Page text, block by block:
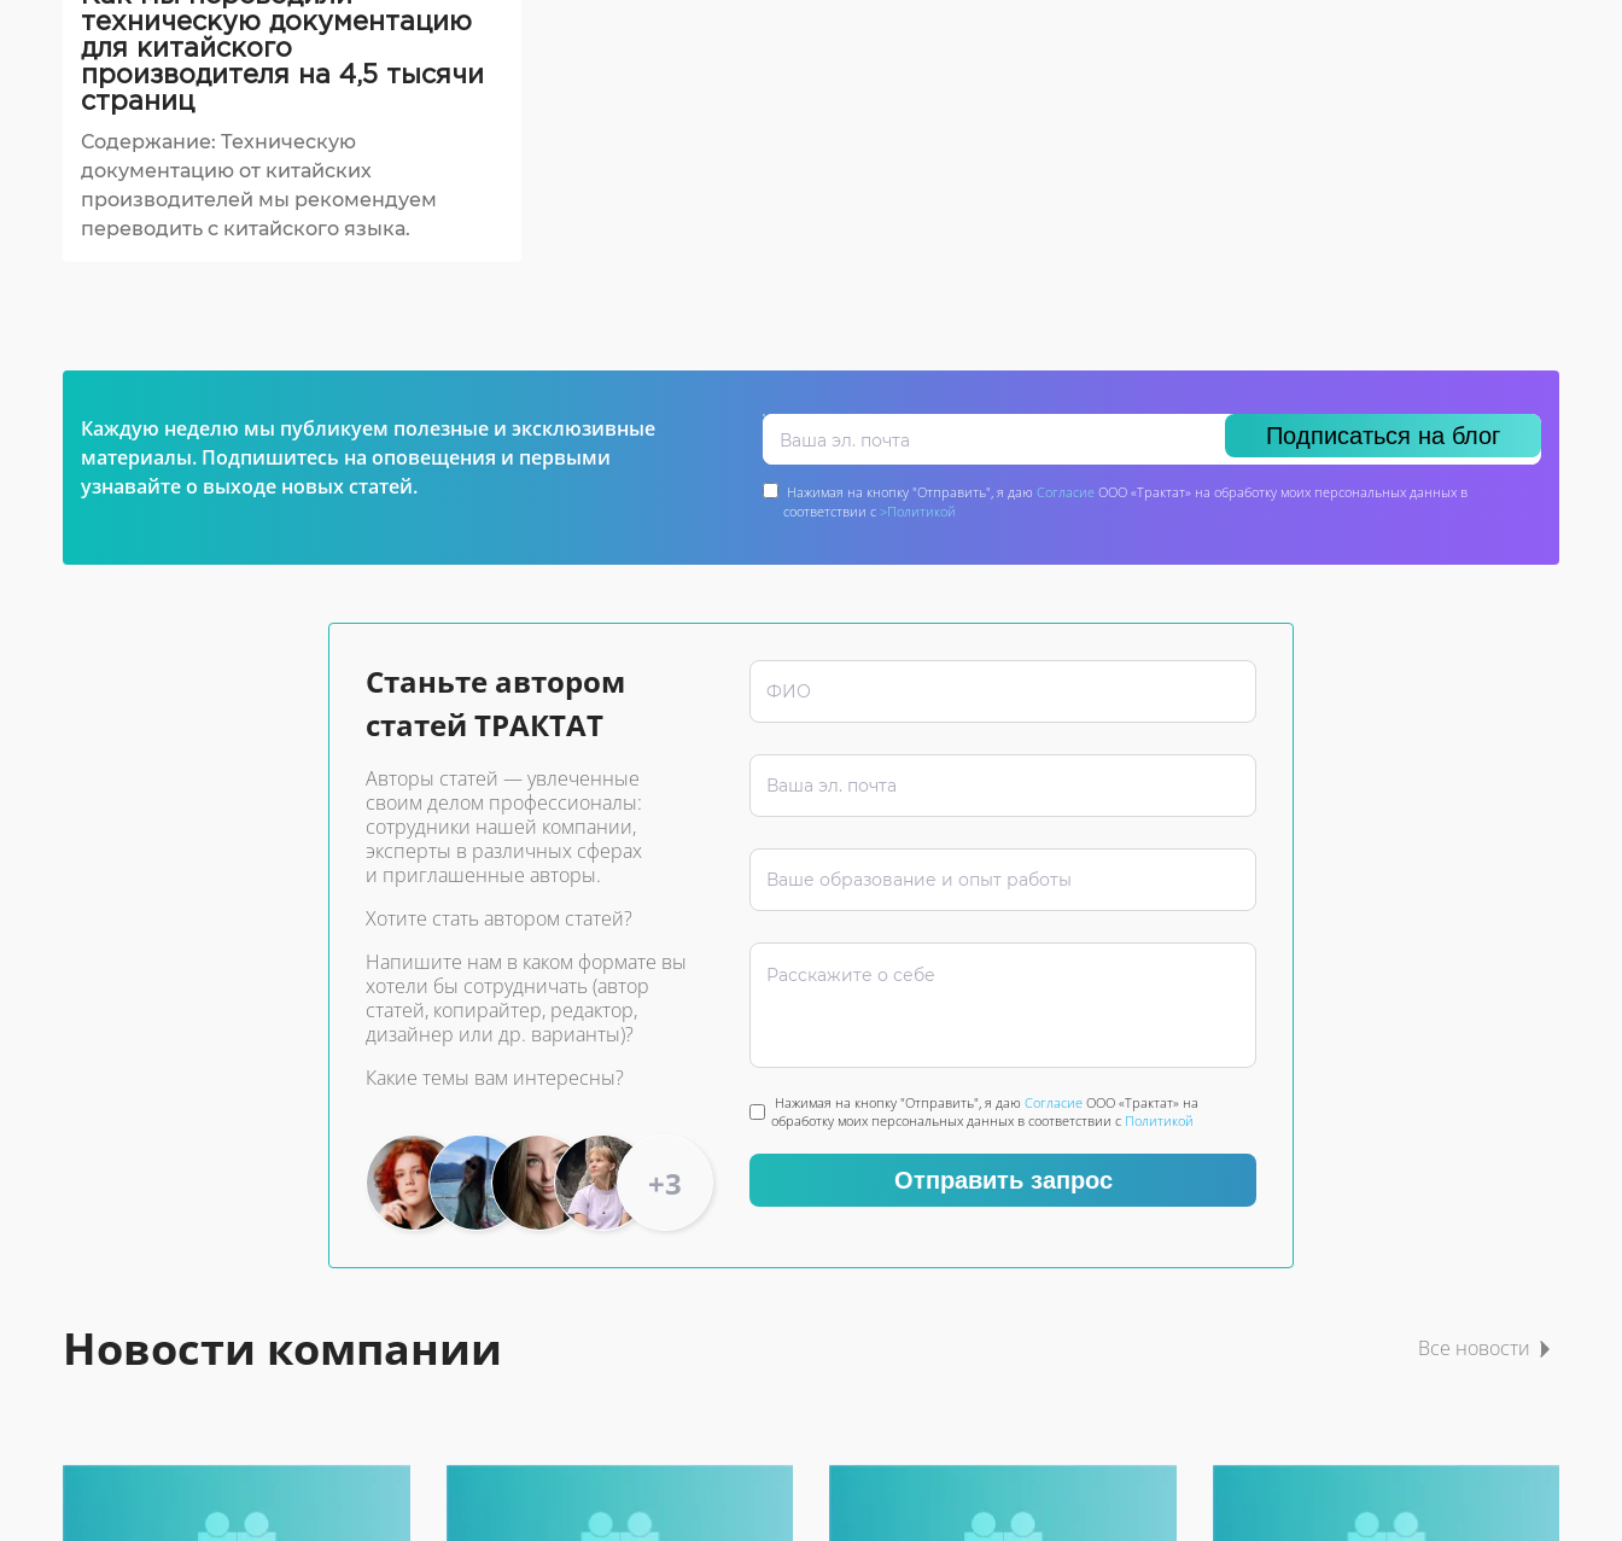
техническую документацию
для китайского
производителя на 4,5 тысячи
страниц
Содержание: Техническую
документацию от китайских
производителей мы рекомендуем
переводить с китайского языка.
Каждую неделю мы публикуем полезные и эксклюзивные
материалы. Подпишитесь на оповещения и первыми
узнавайте о выходе новых статей.
Подписаться на блог
Нажимая на кнопку "Отправить", я даю Согласие ООО «Трактат» на обработку моих персональных данных в
соответствии с >Политикой
Станьте автором
статей ТРАКТАТ
Авторы статей — увлеченные
своим делом профессионалы:
сотрудники нашей компании,
эксперты в различных сферах
и приглашенные авторы.
Хотите стать автором статей?
Напишите нам в каком формате вы
хотели бы сотрудничать (автор
статей, копирайтер, редактор,
дизайнер или др. варианты)?
Какие темы вам интересны?
+3
Нажимая на кнопку "Отправить", я даю Согласие ООО «Трактат» на
обработку моих персональных данных в соответствии с Политикой
Отправить запрос
Новости компании Все новости